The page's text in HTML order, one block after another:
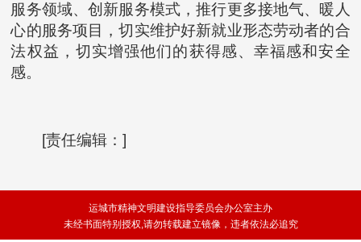
服务领域、创新服务模式，推行更多接地气、暖人
心的服务项目，切实维护好新就业形态劳动者的合
法权益，切实增强他们的获得感、幸福感和安全
感。
[责任编辑：]
运城市精神文明建设指导委员会办公室主办
未经书面特别授权,请勿转载建立镜像，违者依法必追究